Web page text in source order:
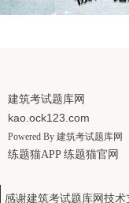
建筑考试题库网
kao.ock123.com
Powered By 建筑考试题库网
练题猫APP 练题猫官网
感谢建筑考试题库网技术